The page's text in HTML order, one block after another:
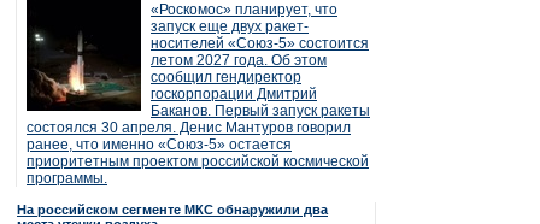
«Роскомос» планирует, что
запуск еще двух ракет-
носителей «Союз-5» состоится
летом 2027 года. Об этом
сообщил гендиректор
госкорпорации Дмитрий
Баканов. Первый запуск ракеты
состоялся 30 апреля. Денис Мантуров говорил
ранее, что именно «Союз-5» остается
приоритетным проектом российской космической
программы.
На российском сегменте МКС обнаружили два